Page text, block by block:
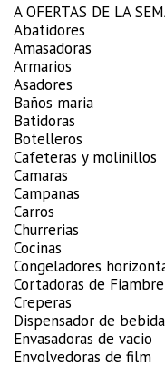
A OFERTAS DE LA
Abatidores
Amasadoras
Armarios
Asadores
Baños maria
Batidoras
Botelleros
Cafeteras y molinillos
Camaras
Campanas
Carros
Churrerias
Cocinas
Congeladores
Cortadoras de Fiambre
Creperas
Dispensador de
Envasadoras de vacio
Envolvedoras de film